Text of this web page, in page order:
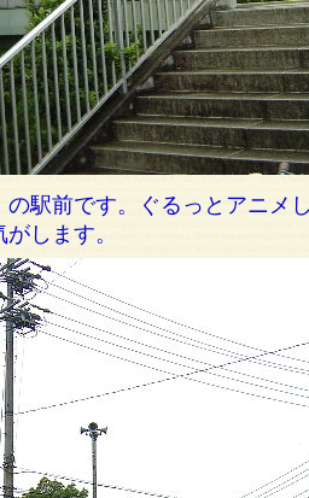
の駅前です。ぐるっとアニメ
します。